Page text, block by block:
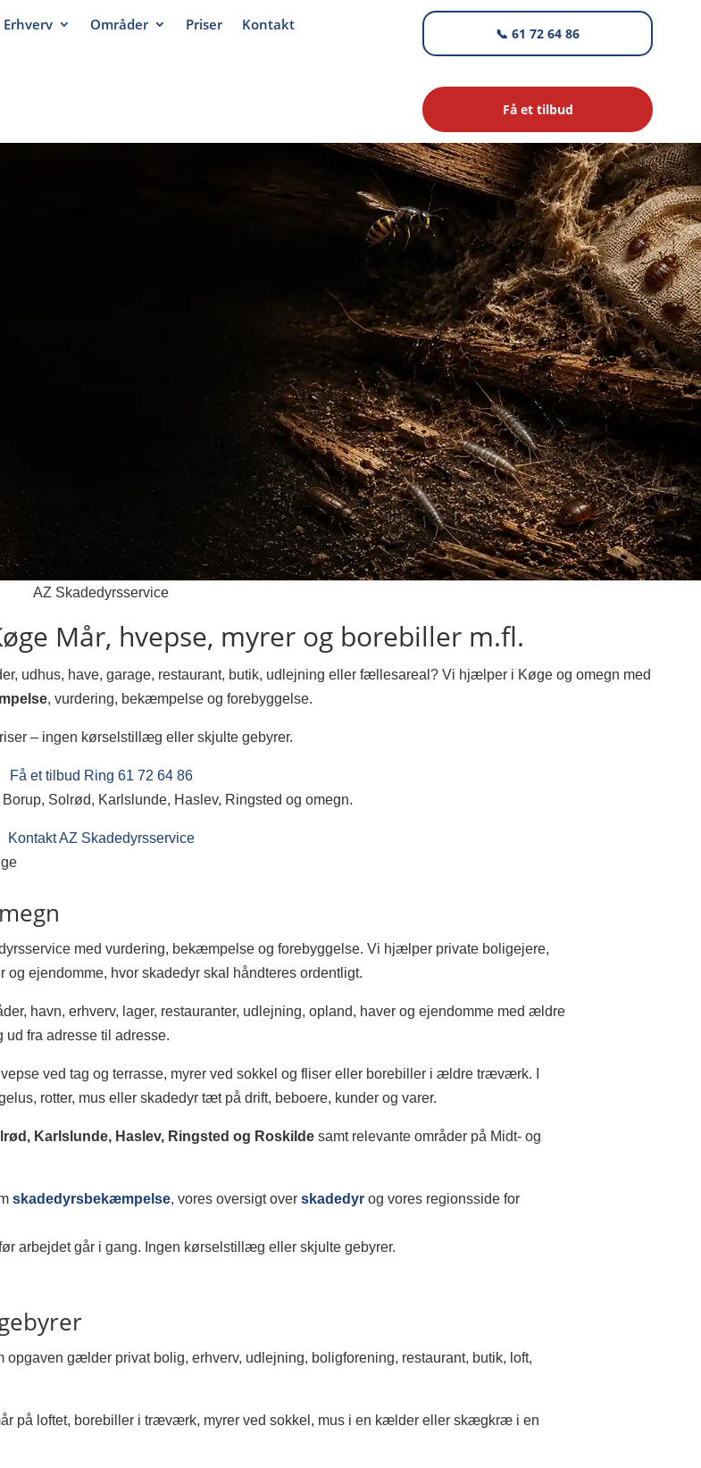
Erhverv Områder Priser Kontakt
📞 61 72 64 86
Få et tilbud
AZ Skadedyrsservice
Mår, hvepse, myrer og borebiller m.fl.
udhus, have, garage, restaurant, butik, udlejning eller fællesareal? Vi hjælper i Køge og omegn med
, vurdering, bekæmpelse og forebyggelse.
– ingen kørselstillæg eller skjulte gebyrer.
Få et tilbud Ring 61 72 64 86
Solrød, Karlslunde, Haslev, Ringsted og omegn.
Kontakt AZ Skadedyrsservice
med vurdering, bekæmpelse og forebyggelse. Vi hjælper private boligejere,
ejendomme, hvor skadedyr skal håndteres ordentligt.
havn, erhverv, lager, restauranter, udlejning, opland, haver og ejendomme med ældre
fra adresse til adresse.
ved tag og terrasse, myrer ved sokkel og fliser eller borebiller i ældre træværk. I
rotter, mus eller skadedyr tæt på drift, beboere, kunder og varer.
Karlslunde, Haslev, Ringsted og Roskilde samt relevante områder på Midt- og
skadedyrsbekæmpelse, vores oversigt overskadedyr og vores regionsside for
arbejdet går i gang. Ingen kørselstillæg eller skjulte gebyrer.
gælder privat bolig, erhverv, udlejning, boligforening, restaurant, butik, loft,
på loftet, borebiller i træværk, myrer ved sokkel, mus i en kælder eller skægkræ i en